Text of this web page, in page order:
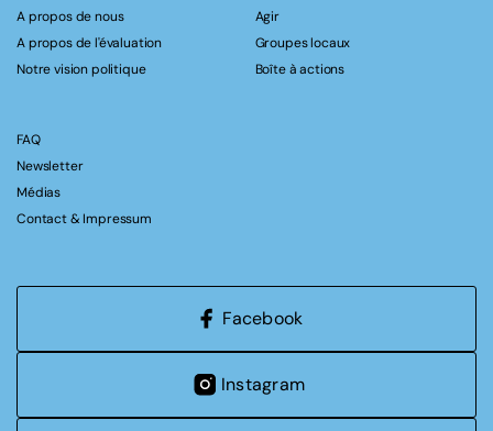
A propos de nous
A propos de l'évaluation
Notre vision politique
Agir
Groupes locaux
Boîte à actions
FAQ
Newsletter
Médias
Contact & Impressum
Facebook
Instagram